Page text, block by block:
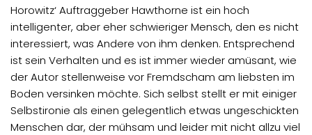
Horowitz‘ Auftraggeber Hawthorne ist ein hoch
intelligenter, aber eher schwieriger Mensch, den es nicht
interessiert, was Andere von ihm denken. Entsprechend
ist sein Verhalten und es ist immer wieder amüsant, wie
der Autor stellenweise vor Fremdscham am liebsten im
Boden versinken möchte. Sich selbst stellt er mit einiger
Selbstironie als einen gelegentlich etwas ungeschickten
Menschen dar, der mühsam und leider mit nicht allzu viel